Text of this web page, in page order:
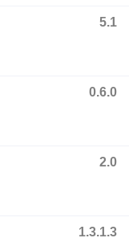
5.1
0.6.0
2.0
1.3.1.3